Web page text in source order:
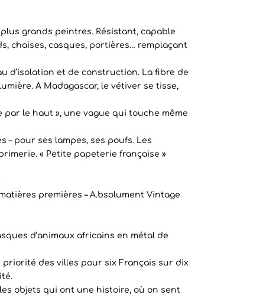
grands peintres. Résistant, capable
chaises, casques, portières… remplaçant
d’isolation et de construction. La fibre de
A Madagascar, le vétiver se tisse,
par le haut », une vague qui touche même
– pour ses lampes, ses poufs. Les
« Petite papeterie française »
premières – A.bsolument Vintage
d’animaux africains en métal de
priorité des villes pour six Français sur dix
les objets qui ont une histoire, où on sent